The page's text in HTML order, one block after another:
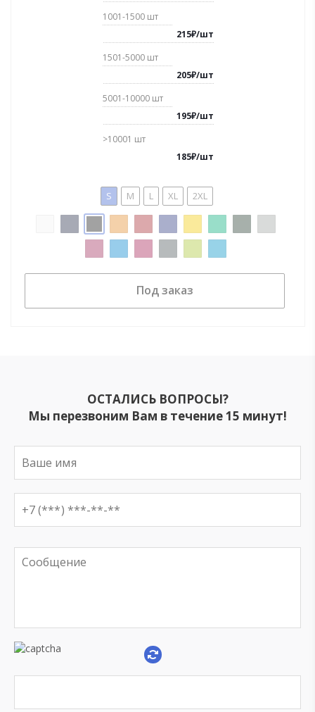
1001-1500 шт
215₽/шт
1501-5000 шт
205₽/шт
5001-10000 шт
195₽/шт
>10001 шт
185₽/шт
S M L XL 2XL
Под заказ
ОСТАЛИСЬ ВОПРОСЫ?
Мы перезвоним Вам в течение 15 минут!